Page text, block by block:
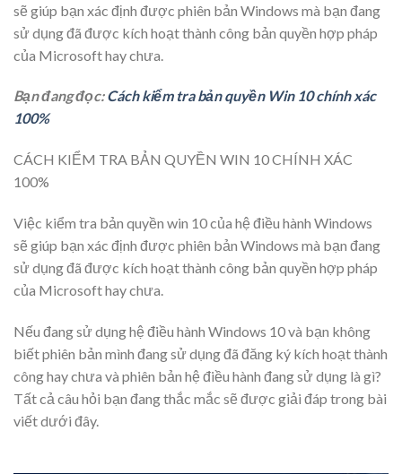
sẽ giúp bạn xác định được phiên bản Windows mà bạn đang
sử dụng đã được kích hoạt thành công bản quyền hợp pháp
của Microsoft hay chưa.
Bạn đang đọc:Cách kiểm tra bản quyền Win 10 chính xác
100%
CÁCH KIỂM TRA BẢN QUYỀN WIN 10 CHÍNH XÁC
100%
Việc kiểm tra bản quyền win 10của hệ điều hành Windows
sẽ giúp bạn xác định được phiên bản Windows mà bạn đang
sử dụng đã được kích hoạt thành công bản quyền hợp pháp
của Microsoft hay chưa.
Nếu đang sử dụng hệ điều hành Windows 10 và bạn không
biết phiên bản mình đang sử dụng đã đăng ký kích hoạt thành
công hay chưa và phiên bản hệ điều hành đang sử dụng là gì?
Tất cả câu hỏi bạn đang thắc mắc sẽ được giải đáp trong bài
viết dưới đây.